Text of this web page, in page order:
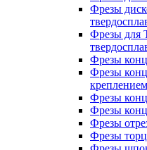
Фрезы
Фрезы для
Фрезы
Фрезы
Фрезы
Фрезы
Фрезы
Фрезы